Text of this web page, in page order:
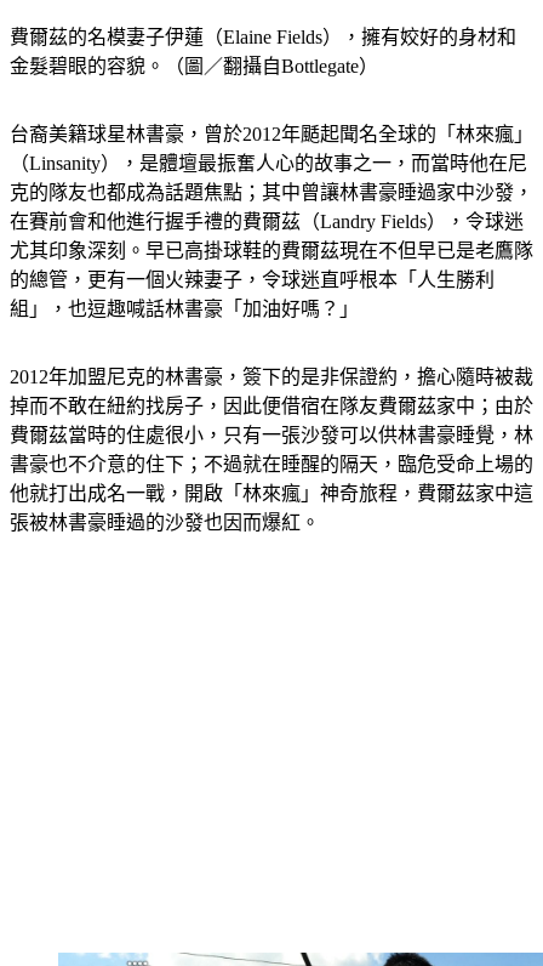
金髮碧眼的容貌。（圖／翻攝自Bottlegate）
（Linsanity），是體壇最振奮人心的故事之一，而當時他在尼
克的隊友也都成為話題焦點；其中曾讓林書豪睡過家中沙發，
在賽前會和他進行握手禮的費爾茲（Landry Fields），令球迷
尤其印象深刻。早已高掛球鞋的費爾茲現在不但早已是老鷹隊
的總管，更有一個火辣妻子，令球迷直呼根本「人生勝利
組」，也逗趣喊話林書豪「加油好嗎？」
掉而不敢在紐約找房子，因此便借宿在隊友費爾茲家中；由於
費爾茲當時的住處很小，只有一張沙發可以供林書豪睡覺，林
書豪也不介意的住下；不過就在睡醒的隔天，臨危受命上場的
他就打出成名一戰，開啟「林來瘋」神奇旅程，費爾茲家中這
張被林書豪睡過的沙發也因而爆紅。